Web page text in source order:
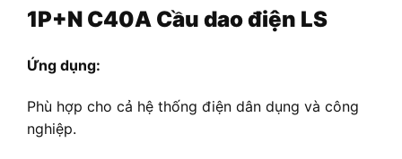
1P+N C40A Cầu dao điện LS
Ứng dụng:
Phù hợp cho cả hệ thống điện dân dụng và công
nghiệp.